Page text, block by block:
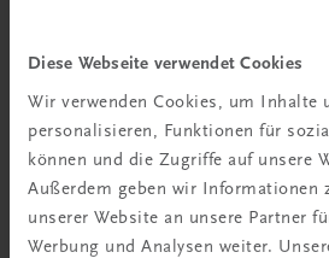
Diese Webseite verwendet Cookies
Wir verwenden Cookies, um Inhalte
personalisieren, Funktionen für
können und die Zugriffe auf unsere
Außerdem geben wir Informationen
unserer Website an unsere Partner
Werbung und Analysen weiter.
Bildung
Multimedia-Typing Premium
€ 5,00